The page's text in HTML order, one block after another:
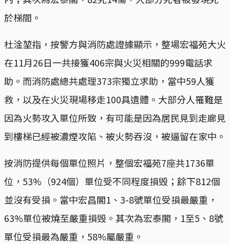
於梯間。
杜淦堃指，按警方與消防處證據顯示，整場宏福苑大火
在11月26日一共接獲406宗與火災相關的999電話求
助。而消防處總共處理373宗獨立求助，當中59人獲
救，以及在火災現場移走100具遺體。大部分人罹難是
因為火勢攻入單位所致，有可能是因為居民見到走廊見
到樓梯已經被濃煙攻陷、被火勢吞沒，被逼留在家中。
按消防提供每個單位照片，整個宏福苑7座共1736單
位，53%（924個）單位受不同程度損毁；餘下812個
並沒有受損。當中宏昌閣1、3-8號單位受損最嚴重，
63%單位被燒至嚴重損毁。其次為宏泰閣，1至5、8號
單位受損最為嚴重，58%屬嚴重。